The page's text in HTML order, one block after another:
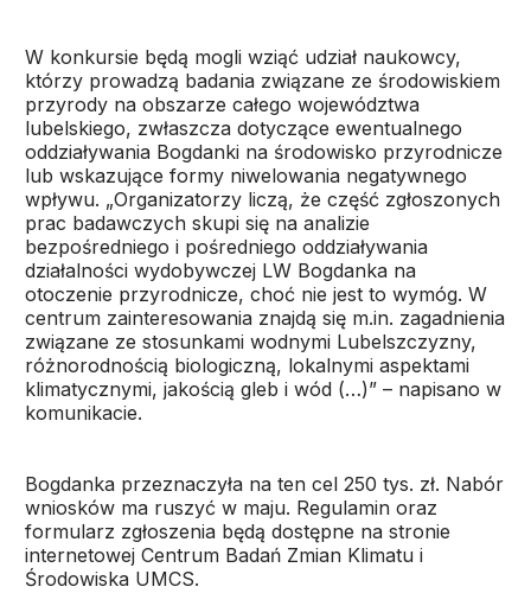
W konkursie będą mogli wziąć udział naukowcy,
którzy prowadzą badania związane ze środowiskiem
przyrody na obszarze całego województwa
lubelskiego, zwłaszcza dotyczące ewentualnego
oddziaływania Bogdanki na środowisko przyrodnicze
lub wskazujące formy niwelowania negatywnego
wpływu. „Organizatorzy liczą, że część zgłoszonych
prac badawczych skupi się na analizie
bezpośredniego i pośredniego oddziaływania
działalności wydobywczej LW Bogdanka na
otoczenie przyrodnicze, choć nie jest to wymóg. W
centrum zainteresowania znajdą się m.in. zagadnienia
związane ze stosunkami wodnymi Lubelszczyzny,
różnorodnością biologiczną, lokalnymi aspektami
klimatycznymi, jakością gleb i wód (…)” – napisano w
komunikacie.
Bogdanka przeznaczyła na ten cel 250 tys. zł. Nabór
wniosków ma ruszyć w maju. Regulamin oraz
formularz zgłoszenia będą dostępne na stronie
internetowej Centrum Badań Zmian Klimatu i
Środowiska UMCS.